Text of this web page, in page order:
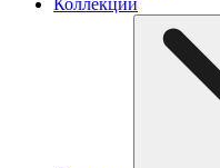
Коллекции